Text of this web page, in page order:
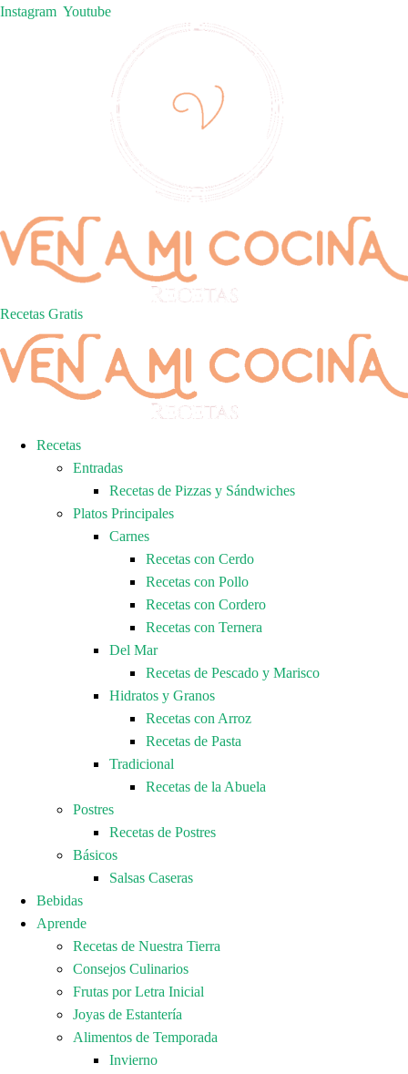
Instagram Youtube
Recetas Gratis
Recetas
Entradas
Recetas de Pizzas y Sándwiches
Platos Principales
Carnes
Recetas con Cerdo
Recetas con Pollo
Recetas con Cordero
Recetas con Ternera
Del Mar
Recetas de Pescado y Marisco
Hidratos y Granos
Recetas con Arroz
Recetas de Pasta
Tradicional
Recetas de la Abuela
Postres
Recetas de Postres
Básicos
Salsas Caseras
Bebidas
Aprende
Recetas de Nuestra Tierra
Consejos Culinarios
Frutas por Letra Inicial
Joyas de Estantería
Alimentos de Temporada
Invierno